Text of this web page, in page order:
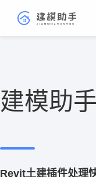
建模助
Revit土建插件处理